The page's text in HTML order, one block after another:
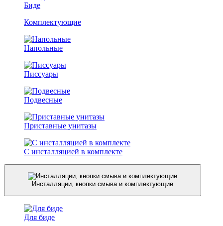
Биде
Комплектующие
Напольные
Писсуары
Подвесные
Приставные унитазы
С инсталляцией в комплекте
Инсталляции, кнопки смыва и комплектующие
Для биде